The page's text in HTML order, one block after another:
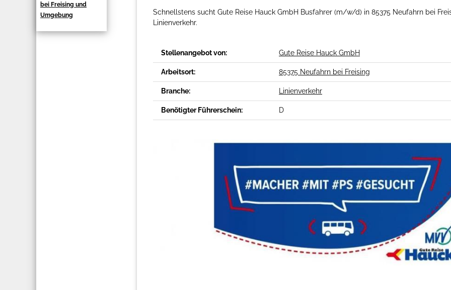
bei Freising und
Umgebung
Schnellstens sucht Gute Reise Hauck GmbH Busfahrer (m/w/d) in 85375 Neufahrn bei
Linienverkehr.
Stellenangebot von: Gute Reise Hauck GmbH
Arbeitsort: 85375 Neufahrn bei Freising
Branche: Linienverkehr
Benötigter Führerschein: D